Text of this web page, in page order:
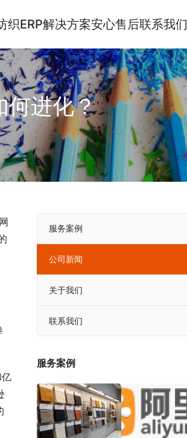
织ERP解决方案安心售后联系我们
何进化？
服务案例
公司新闻
关于我们
联系我们
服务案例